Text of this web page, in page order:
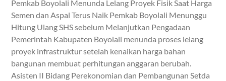
Pemkab Boyolali Menunda Lelang Proyek Fisik Saat Harga
Semen dan Aspal Terus Naik Pemkab Boyolali Menunggu
Hitung Ulang SHS sebelum Melanjutkan Pengadaan
Pemerintah Kabupaten Boyolali menunda proses lelang
proyek infrastruktur setelah kenaikan harga bahan
bangunan membuat perhitungan anggaran berubah.
Asisten II Bidang Perekonomian dan Pembangunan Setda